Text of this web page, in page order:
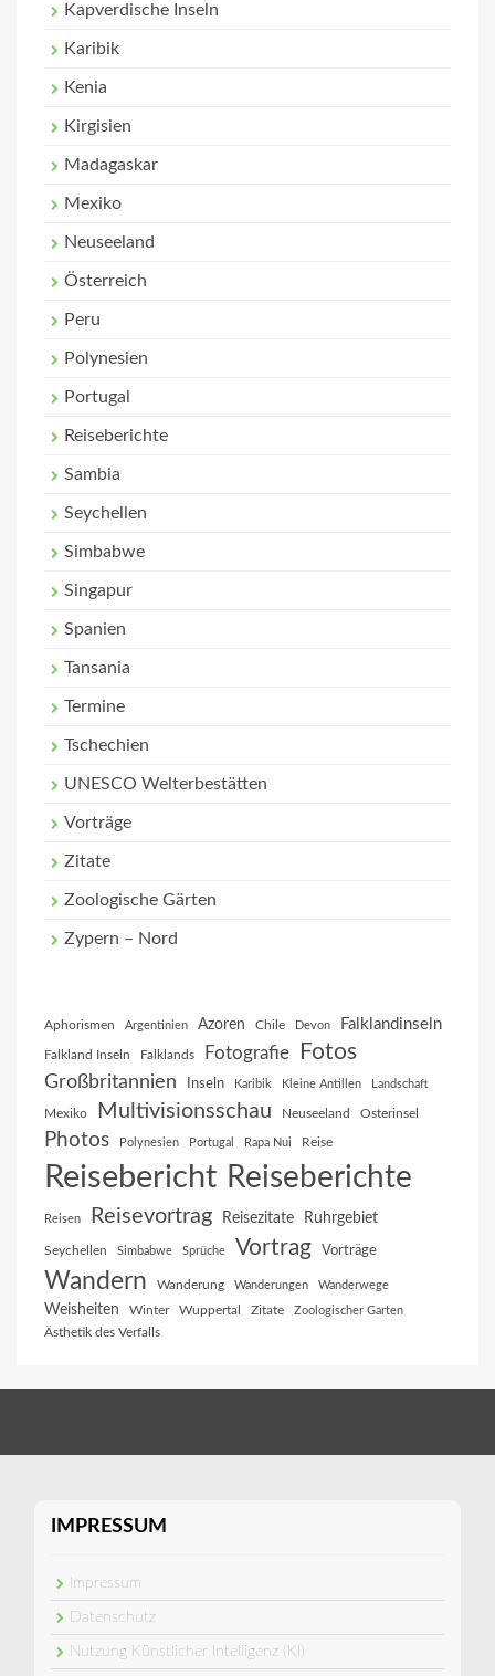
Kapverdische Inseln
Karibik
Kenia
Kirgisien
Madagaskar
Mexiko
Neuseeland
Österreich
Peru
Polynesien
Portugal
Reiseberichte
Sambia
Seychellen
Simbabwe
Singapur
Spanien
Tansania
Termine
Tschechien
UNESCO Welterbestätten
Vorträge
Zitate
Zoologische Gärten
Zypern – Nord
Aphorismen Argentinien Azoren Chile Devon Falklandinseln
Falkland Inseln Falklands Fotografie Fotos
Großbritannien Inseln Karibik Kleine Antillen Landschaft
Mexiko Multivisionsschau Neuseeland Osterinsel
Photos Polynesien Portugal Rapa Nui Reise
Reisebericht Reiseberichte
Reisen Reisevortrag Reisezitate Ruhrgebiet
Seychellen Simbabwe Sprüche Vortrag Vorträge
Wandern Wanderung Wanderungen Wanderwege
Weisheiten Winter Wuppertal Zitate Zoologischer Garten
Ästhetik des Verfalls
IMPRESSUM
Impressum
Datenschutz
Nutzung Künstlicher Intelligenz (KI)